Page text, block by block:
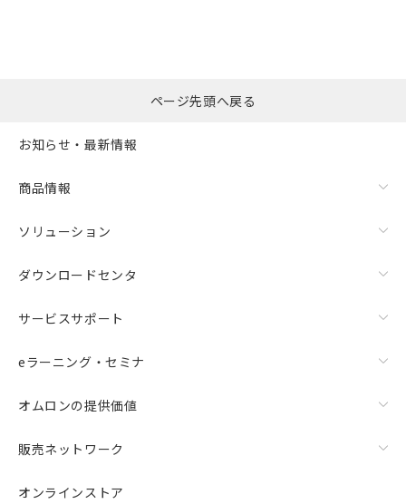
ページ先頭へ戻る
お知らせ・最新情報
商品情報
ソリューション
ダウンロードセンタ
サービスサポート
eラーニング・セミナ
オムロンの提供価値
販売ネットワーク
オンラインストア